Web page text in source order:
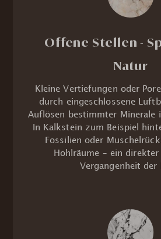
Offene Stellen -
Natur
Kleine Vertiefungen oder
durch eingeschlossene
Auflösen bestimmter Minerale
In Kalkstein zum Beispiel
Fossilien oder
Hohlräume – ein
Vergangenheit der